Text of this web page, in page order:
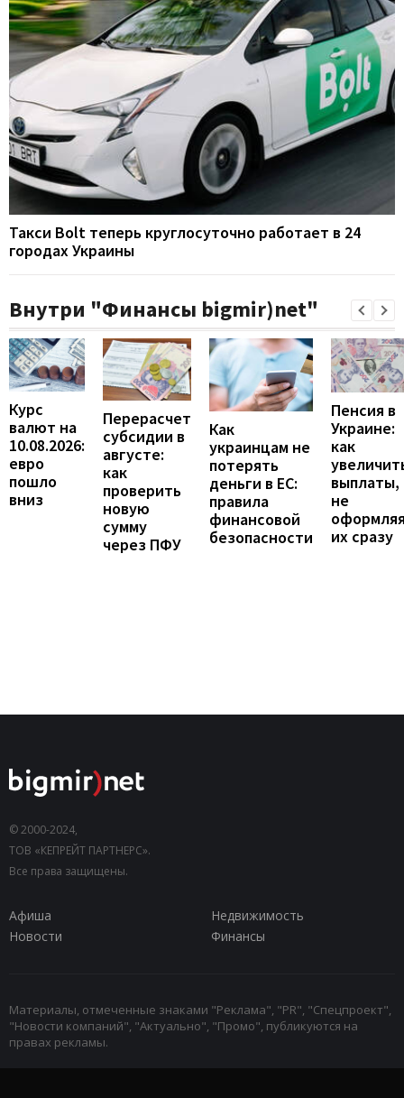
Такси Bolt теперь круглосуточно работает в 24
городах Украины
Внутри "Финансы bigmir)net"
Курс
валют на
10.08.2026:
евро
пошло
вниз
Перерасчет
субсидии в
августе:
как
проверить
новую
сумму
через ПФУ
Как
украинцам не
потерять
деньги в ЕС:
правила
финансовой
безопасности
Пенсия в
Украине:
как
выплаты,
не
их сразу
© 2000-2024,
ТОВ «КЕПРЕЙТ ПАРТНЕРС».
Все права защищены.
Афиша
Недвижимость
Новости
Финансы
Материалы, отмеченные знаками "Реклама", "PR", "Спецпроект",
"Новости компаний", "Актуально", "Промо", публикуются на
правах рекламы.